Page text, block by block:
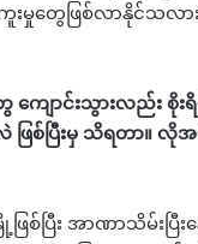
းမှု‌တွေဖြစ်လာနိုင်သလ
ောင်းသွားလည်း စိုးရိ
ဖြစ်ပြီးမှ သိရတာ။
ြစ်ပြီး အာဏာသိမ်းပြီ